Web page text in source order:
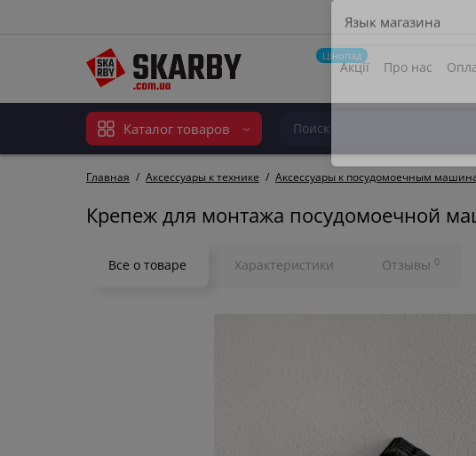
Цінопад
Акції Про нас
Каталог товаров
Главная Аксессуары к технике Аксессуары к посудомоечным
Крепеж для монтажа посудомоечной
Язык магазина
Все о товаре Характеристики Отзывы 0